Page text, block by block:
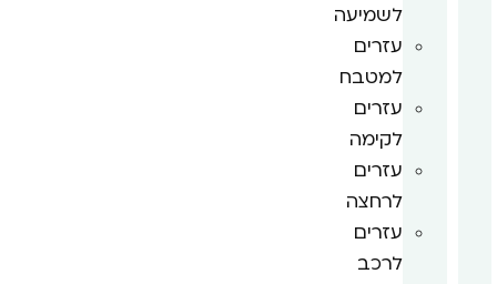
לשמיעה
עזרים
למטבח
עזרים
לקימה
עזרים
לרחצה
עזרים
לרכב